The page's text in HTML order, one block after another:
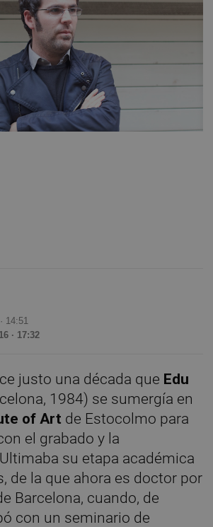
14:51
· 17:32
justo una década que Edu
1984) se sumergía en
of Art de Estocolmo para
el grabado y la
su etapa académica
de la que ahora es doctor por
Barcelona, cuando, de
con un seminario de